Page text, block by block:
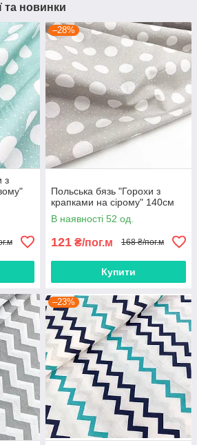
та новинки
з
–28%
Польська бязь "Горохи з
крапками на сірому" 140см
В наявності 52 од.
121 ₴/пог.м 168 ₴/пог.м
Купити
–23%